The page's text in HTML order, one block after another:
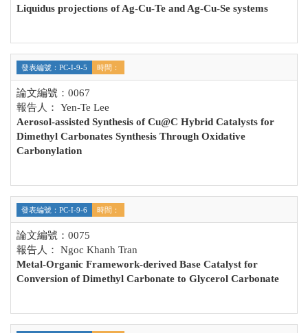
Liquidus projections of Ag-Cu-Te and Ag-Cu-Se systems
發表編號：PC-I-9-5 時間：
論文編號：0067
報告人： Yen-Te Lee
Aerosol-assisted Synthesis of Cu@C Hybrid Catalysts for
Dimethyl Carbonates Synthesis Through Oxidative
Carbonylation
發表編號：PC-I-9-6 時間：
論文編號：0075
報告人： Ngoc Khanh Tran
Metal-Organic Framework-derived Base Catalyst for
Conversion of Dimethyl Carbonate to Glycerol Carbonate